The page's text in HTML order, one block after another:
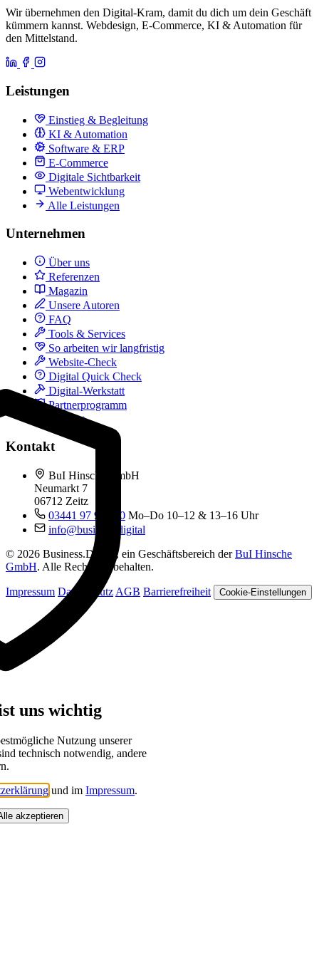
Wir übernehmen den Digital-Kram, damit du dich um dein Geschäft
kümmern kannst. Webdesign, E-Commerce, KI & Automation für
den Mittelstand.
Leistungen
Einstieg & Begleitung
KI & Automation
Software & ERP
E-Commerce
Digitale Sichtbarkeit
Webentwicklung
Alle Leistungen
Unternehmen
Über uns
Referenzen
Magazin
Unsere Autoren
FAQ
Tools & Services
So arbeiten wir langfristig
Website-Check
Digital Quick Check
Digital-Werkstatt
Partnerprogramm
Kontakt
Kontakt
BuI Hinsche GmbH
Neumarkt 7
06712 Zeitz
03441 97 99 060 Mo–Do 10–12 & 13–16 Uhr
info@business.digital
© 2026 Business.Digital, ein Geschäftsbereich derBuI Hinsche
GmbH. Alle Rechte vorbehalten.
Impressum Datenschutz AGB Barrierefreiheit Cookie-Einstellungen
uns wichtig
Nutzung unserer
technisch notwendig, andere
und im Impressum.
akzeptieren